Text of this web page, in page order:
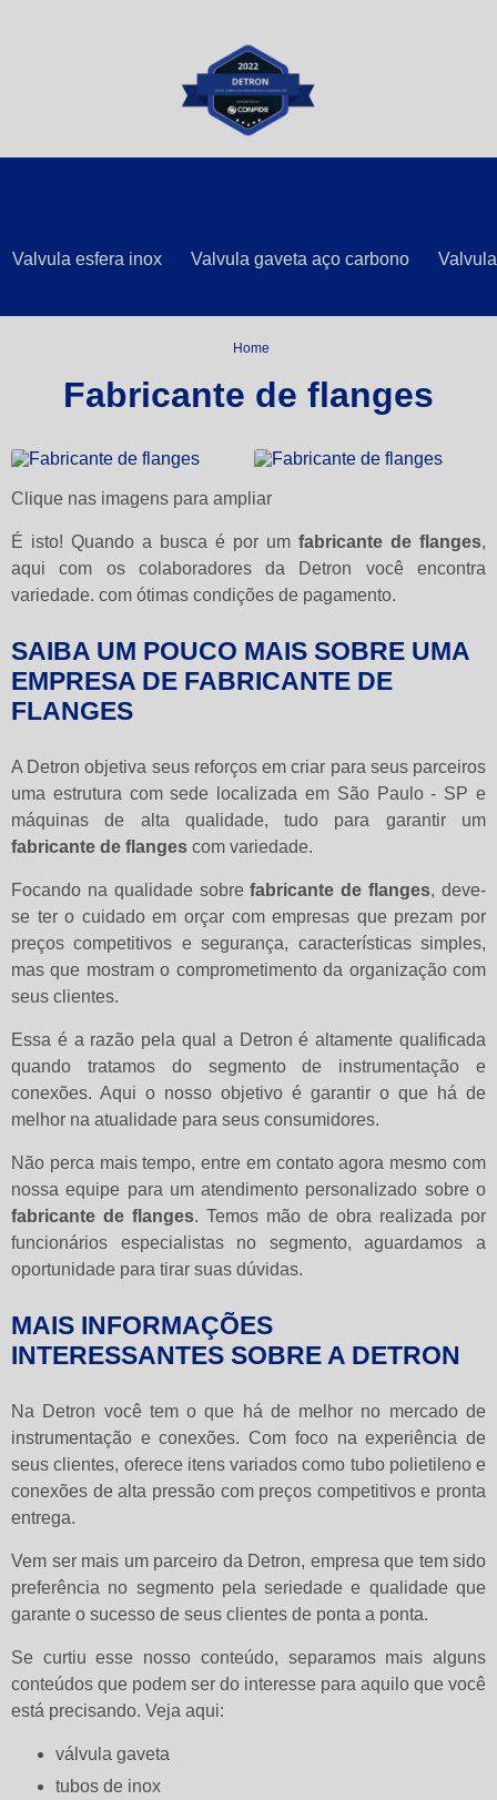
Valvula esfera inox Valvula gaveta aço carbono
Home
Fabricante de flanges
Clique nas imagens para ampliar
É isto! Quando a busca é por um fabricante de flanges,
aqui com os colaboradores da Detron você encontra
variedade. com ótimas condições de pagamento.
SAIBA UM POUCO MAIS SOBRE UMA
EMPRESA DE FABRICANTE DE
FLANGES
A Detron objetiva seus reforços em criar para seus parceiros
uma estrutura com sede localizada em São Paulo - SP e
máquinas de alta qualidade, tudo para garantir um
fabricante de flanges com variedade.
Focando na qualidade sobrefabricante de flanges, deve-
se ter o cuidado em orçar com empresas que prezam por
preços competitivos e segurança, características simples,
mas que mostram o comprometimento da organização com
seus clientes.
Essa é a razão pela qual a Detron é altamente qualificada
quando tratamos do segmento de instrumentação e
conexões. Aqui o nosso objetivo é garantir o que há de
melhor na atualidade para seus consumidores.
Não perca mais tempo, entre em contato agora mesmo com
nossa equipe para um atendimento personalizado sobre o
fabricante de flanges. Temos mão de obra realizada por
funcionários especialistas no segmento, aguardamos a
oportunidade para tirar suas dúvidas.
MAIS INFORMAÇÕES
INTERESSANTES SOBRE A DETRON
Na Detron você tem o que há de melhor no mercado de
instrumentação e conexões. Com foco na experiência de
seus clientes, oferece itens variados como tubo polietileno e
conexões de alta pressão com preços competitivos e pronta
entrega.
Vem ser mais um parceiro da Detron, empresa que tem sido
preferência no segmento pela seriedade e qualidade que
garante o sucesso de seus clientes de ponta a ponta.
Se curtiu esse nosso conteúdo, separamos mais alguns
conteúdos que podem ser do interesse para aquilo que você
está precisando. Veja aqui:
válvula gaveta
tubos de inox